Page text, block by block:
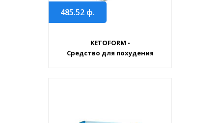
485.52 ф.
KETOFORM -
Средство для похудения